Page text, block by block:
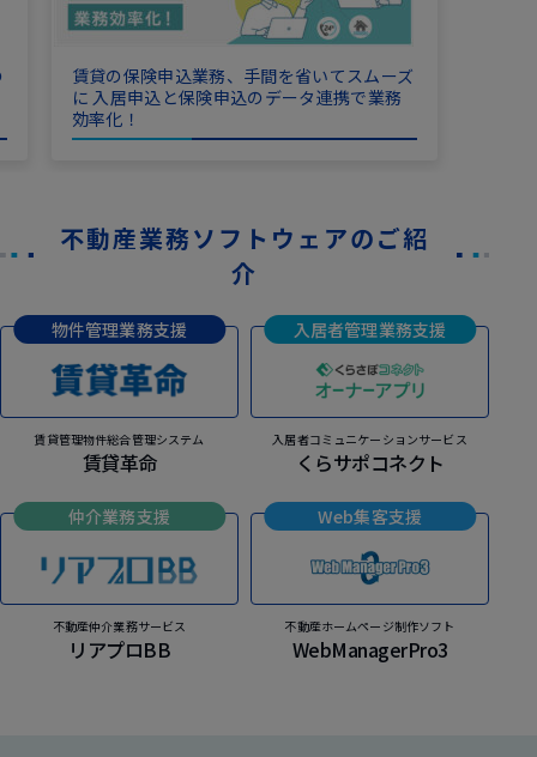
賃貸の保険申込業務、手間を省いてスムーズ
に 入居申込と保険申込のデータ連携で業務
効率化！
不動産業務ソフトウェアのご紹
介
物件管理業務支援
賃貸管理物件総合管理システム
賃貸革命
入居者管理業務支援
入居者コミュニケーションサービス
くらサポコネクト
仲介業務支援
不動産仲介業務サービス
リアプロBB
Web集客支援
不動産ホームページ制作ソフト
WebManagerPro3